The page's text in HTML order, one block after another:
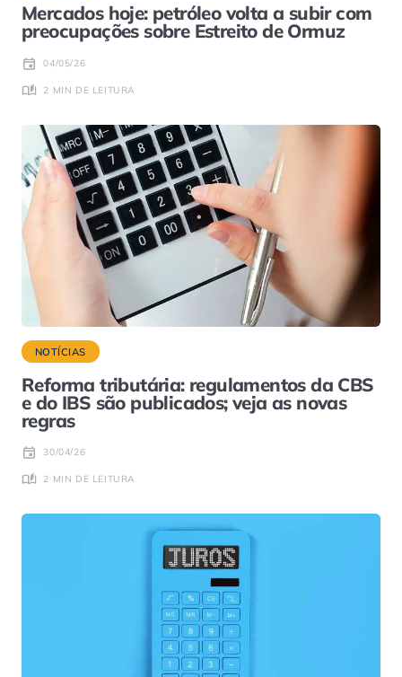
Mercados hoje: petróleo volta a subir com
preocupações sobre Estreito de Ormuz
04/05/26
2 MIN DE LEITURA
NOTÍCIAS
Reforma tributária: regulamentos da CBS
e do IBS são publicados; veja as novas
regras
30/04/26
2 MIN DE LEITURA